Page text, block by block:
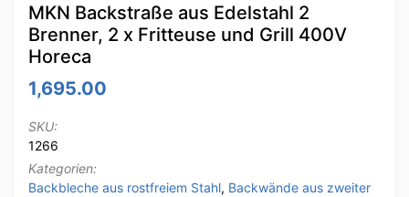
MKN Backstraße aus Edelstahl 2
Brenner, 2 x Fritteuse und Grill 400V
Horeca
1,695.00
SKU:
1266
Kategorien:
Backbleche aus rostfreiem Stahl, Backwände aus zweiter